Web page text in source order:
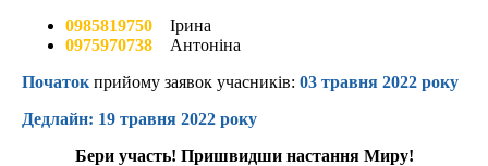
0985819750
Ірина
0975970738
Антоніна
Початок прийому заявок учасників: 03 травня 2022 року
Дедлайн: 19 травня 2022 року
Бери участь! Пришвидши настання Миру!